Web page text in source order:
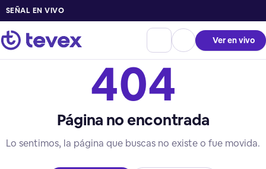
SEÑAL EN VIVO
Ver en vivo
404
Página no encontrada
Lo sentimos, la página que buscas no existe o fue movida.